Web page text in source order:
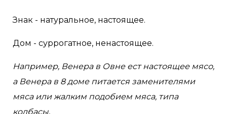
Знак - натуральное, настоящее.
Дом - суррогатное, ненастоящее.
Например, Венера в Овне ест настоящее мясо,
а Венера в 8 доме питается заменителями
мяса или жалким подобием мяса, типа
колбасы.